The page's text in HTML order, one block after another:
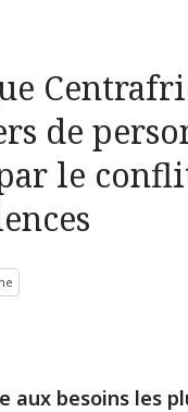
de
le
aux besoins les